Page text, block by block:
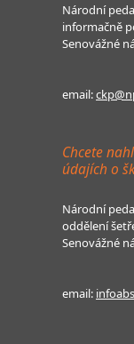
Národní
informačně
Senovážné
email:
Chcete
údajích o
Národní
oddělení
Senovážné
email: